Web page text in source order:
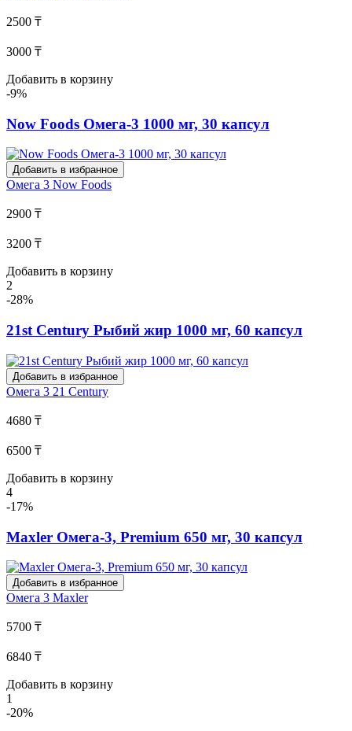
2500 ₸
3000 ₸
Добавить в корзину
-9%
Now Foods Омега-3 1000 мг, 30 капсул
Добавить в избранное
Омега 3 Now Foods
2900 ₸
3200 ₸
Добавить в корзину
2
-28%
21st Century Рыбий жир 1000 мг, 60 капсул
Добавить в избранное
Омега 3 21 Century
4680 ₸
6500 ₸
Добавить в корзину
4
-17%
Maxler Омега-3, Premium 650 мг, 30 капсул
Добавить в избранное
Омега 3 Maxler
5700 ₸
6840 ₸
Добавить в корзину
1
-20%